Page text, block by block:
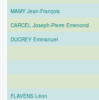
MAMY Jean-François
CARCEL Joseph-Pierre Emenond
DUCREY Emmanuel
FLAVENS Léon